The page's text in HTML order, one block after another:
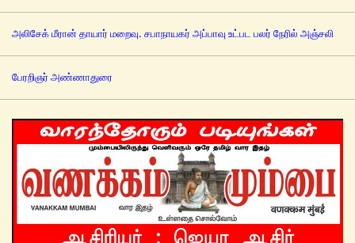
அலிசேக் மீரான் தாயார் மறைவு. சபாநாயகர் அப்பாவு உட்பட பலர் நேரில் அஞ்சலி
பேரறிஞர் அண்ணாதுரை